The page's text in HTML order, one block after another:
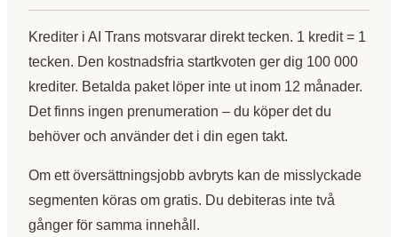
Krediter i AI Trans motsvarar direkt tecken. 1 kredit = 1
tecken. Den kostnadsfria startkvoten ger dig 100 000
krediter. Betalda paket löper inte ut inom 12 månader.
Det finns ingen prenumeration – du köper det du
behöver och använder det i din egen takt.
Om ett översättningsjobb avbryts kan de misslyckade
segmenten köras om gratis. Du debiteras inte två
gånger för samma innehåll.